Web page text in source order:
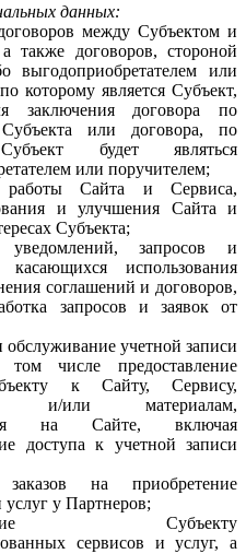
данных:
между Субъектом и
также договоров, стороной
выгодоприобретателем или
которому является Субъект,
заключения договора по
или договора, по
будет являться
или поручителем;
работы Сайта и Сервиса,
и улучшения Сайта и
Субъекта;
уведомлений, запросов и
использования
соглашений и договоров,
запросов и заявок от
обслуживание учетной записи
числе предоставление
к Сайту, Сервису,
и/или материалам,
на Сайте, включая
доступа к учетной записи
заказов на приобретение
услуг у Партнеров;
Субъекту
сервисов и услуг, а